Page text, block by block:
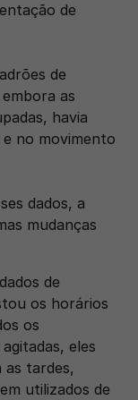
de
de
as
havia
e no movimento
dados, a
mudanças
de
os horários
os
eles
as tardes,
utilizados de